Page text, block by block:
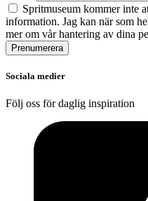
Spritmuseum kommer inte
information. Jag kan när som
mer om vår hantering av dina
Sociala medier
Följ oss för daglig inspiration